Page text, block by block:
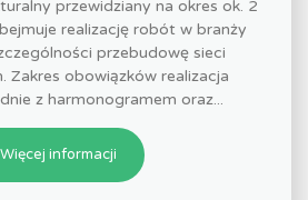
przewidziany na okres ok. 2
realizację robót w branży
przebudowę sieci
Zakres obowiązków realizacja
z harmonogramem oraz...
Więcej informacji